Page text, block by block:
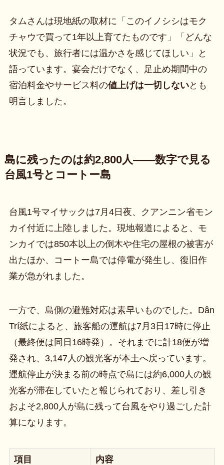
タムさんは現地紙の取材に「このイノシシはモク
チャウで買って1年以上育てたものです」「どんな
状況でも、旅行者には温かさを感じてほしい」と
語っています。宴会だけでなく、足止め期間中の
宿泊料金やサービス料の値上げは一切しないとも
明言しました。
島に残ったのは約2,800人——数字で見る
台風1号とコートー島
台風1号マイサックは7月4日夜、クアンニン省モン
カイ付近に上陸しました。現地報道によると、モ
ンカイでは850本以上の倒木や住宅の屋根の被害が
出たほか、コートー島では停電が発生し、復旧作
業が急がれました。
一方で、島側の避難対応は素早いものでした。Dân
Trí紙によると、旅客船の運航は7月3日17時に停止
（最終便は同日16時発）。それまでに計18便が増
発され、3,147人の観光客が本土へ戻っています。
運航停止が決まる前の時点で島には約6,000人の観
光客が滞在していたと報じられており、差し引き
およそ2,800人が島に残って台風をやり過ごした計
算になります。
項目 内容